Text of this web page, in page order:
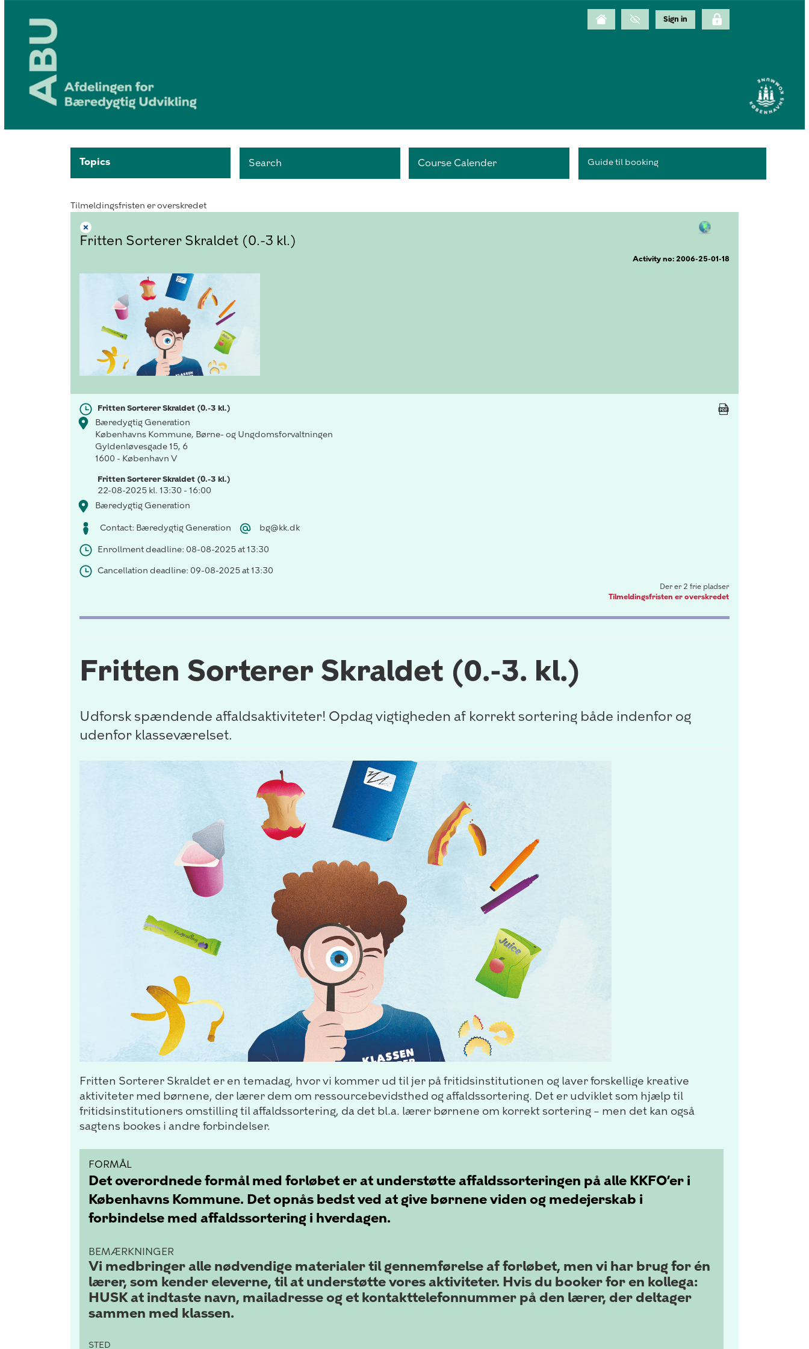
Topics Search Course Calender Guide til booking
Tilmeldingsfristen er overskredet
Fritten Sorterer Skraldet (0.-3 kl.)
Activity no: 2006-25-01-18
Fritten Sorterer Skraldet (0.-3 kl.)
Bæredygtig Generation
Københavns Kommune, Børne- og Ungdomsforvaltningen
Gyldenløvesgade 15, 6
1600 - København V
Fritten Sorterer Skraldet (0.-3 kl.)
22-08-2025 kl. 13:30 - 16:00
Bæredygtig Generation
Contact: Bæredygtig Generation bg@kk.dk
Enrollment deadline: 08-08-2025 at 13:30
Cancellation deadline: 09-08-2025 at 13:30
Der er 2 frie pladser
Tilmeldingsfristen er overskredet
Fritten Sorterer Skraldet (0.-3. kl.)
Udforsk spændende affaldsaktiviteter! Opdag vigtigheden af korrekt sortering både indenfor og
udenfor klasseværelset.
Fritten Sorterer Skraldet er en temadag, hvor vi kommer ud til jer på fritidsinstitutionen og laver forskellige kreative
aktiviteter med børnene, der lærer dem om ressourcebevidsthed og affaldssortering. Det er udviklet som hjælp til
fritidsinstitutioners omstilling til affaldssortering, da det bl.a. lærer børnene om korrekt sortering – men det kan også
sagtens bookes i andre forbindelser.
FORMÅL
Det overordnede formål med forløbet er at understøtte affaldssorteringen på alle KKFO’er i
Københavns Kommune. Det opnås bedst ved at give børnene viden og medejerskab i
forbindelse med affaldssortering i hverdagen.
BEMÆRKNINGER
Vi medbringer alle nødvendige materialer til gennemførelse af forløbet, men vi har brug for én
lærer, som kender eleverne, til at understøtte vores aktiviteter. Hvis du booker for en kollega:
HUSK at indtaste navn, mailadresse og et kontakttelefonnummer på den lærer, der deltager
sammen med klassen.
STED